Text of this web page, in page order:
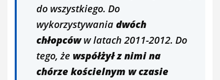
do wszystkiego. Do
wykorzystywaniadwóch
chłopcóww latach 2011-2012. Do
tego, że współżył z nimi na
chórze kościelnym w czasie